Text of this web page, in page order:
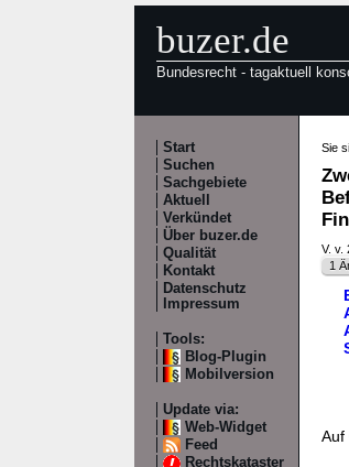
buzer.de
Bundesrecht - tagaktuell
Start
Suchen
Sachgebiete
Aktuell
Verkündet
Über buzer.de
Qualität
Kontakt
Datenschutz
Impressum
Tools:
Blog-Plugin
Mobilversion
Update via:
Web-Widget
Feed
Rechtskataster
Sie
V. v.
1
Auf